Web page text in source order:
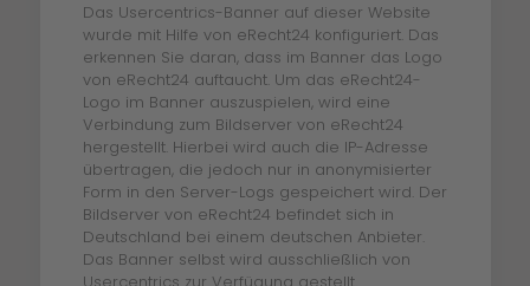
Das Usercentrics-Banner auf dieser Website
wurde mit Hilfe von eRecht24 konfiguriert. Das
erkennen Sie daran, dass im Banner das Logo
von eRecht24 auftaucht. Um das eRecht24-
Logo im Banner auszuspielen, wird eine
Verbindung zum Bildserver von eRecht24
hergestellt. Hierbei wird auch die IP-Adresse
übertragen, die jedoch nur in anonymisierter
Form in den Server-Logs gespeichert wird. Der
Bildserver von eRecht24 befindet sich in
Deutschland bei einem deutschen Anbieter.
Das Banner selbst wird ausschließlich von